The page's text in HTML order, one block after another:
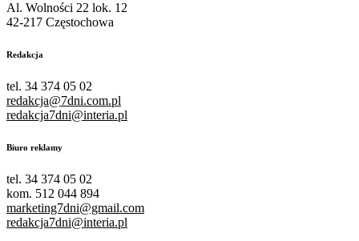
Al. Wolności 22 lok. 12
42-217 Częstochowa
Redakcja
tel. 34 374 05 02
redakcja@7dni.com.pl
redakcja7dni@interia.pl
Biuro reklamy
tel. 34 374 05 02
kom. 512 044 894
marketing7dni@gmail.com
redakcja7dni@interia.pl